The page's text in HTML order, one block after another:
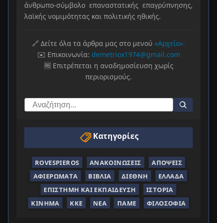
άνθρωπο-σύμβολο επαναστατικής επαγρύπνησης,
λαϊκής νομιμότητας και πολιτικής ηθικής.
🔗 Δείτε όλα τα άρθρα μας στο μενού «Αρχείο».
✉️ Επικοινωνία: demetriox1974@gmail.com
🆓 Επιτρέπεται η αναδημοσίευση χωρίς
περιορισμούς.
Κατηγορίες
ROVESPIEROS ΑΝΑΚΟΙΝΏΣΕΙΣ
ΑΠΌΨΕΙΣ
ΑΦΙΕΡΏΜΑΤΑ
ΒΙΒΛΊΑ ΔΙΕΘΝΉ
ΕΛΛΆΔΑ
ΕΠΙΣΤΉΜΗ ΚΑΙ ΕΚΠΑΊΔΕΥΣΗ
ΙΣΤΟΡΊΑ
ΚΊΝΗΜΑ
ΚΚΕ ΝΈΑ ΠΑΜΕ ΦΙΛΟΣΟΦΊΑ